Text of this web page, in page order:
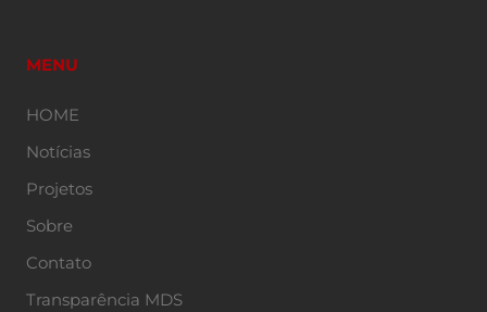
MENU
HOME
Notícias
Projetos
Sobre
Contato
Transparência MDS